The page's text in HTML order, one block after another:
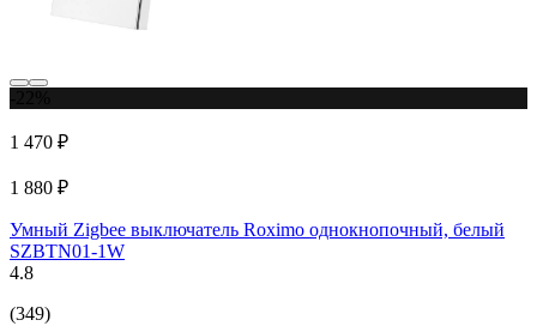
1 470 ₽
1 880 ₽
Умный Zigbee выключатель Roximo однокнопочный, белый
SZBTN01-1W
4.8
(349)